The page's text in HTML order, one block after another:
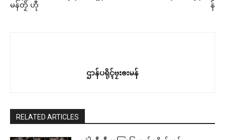
မန်တၟိ ဟီု
န်
ဌာန်ပရိုၚ်ဗၠးၜးမန်
RELATED ARTICLES